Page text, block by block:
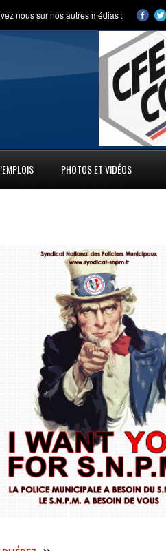
nous sur nos autres médias :
PHOTOS ET VIDÉOS